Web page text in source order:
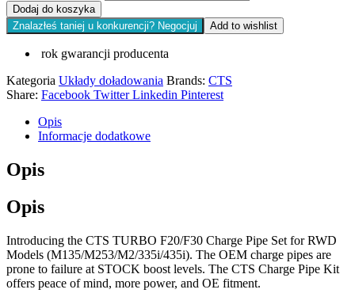
Dodaj do koszyka
Znalazłeś taniej u konkurencji? Negocjuj
Add to wishlist
rok gwarancji producenta
Kategoria Układy doładowania Brands: CTS
Share: Facebook Twitter Linkedin Pinterest
Opis
Informacje dodatkowe
Opis
Opis
Introducing the CTS TURBO F20/F30 Charge Pipe Set for RWD
Models (M135/M253/M2/335i/435i). The OEM charge pipes are
prone to failure at STOCK boost levels. The CTS Charge Pipe Kit
offers peace of mind, more power, and OE fitment.